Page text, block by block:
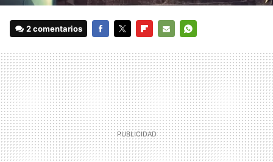
2 comentarios
MAIL